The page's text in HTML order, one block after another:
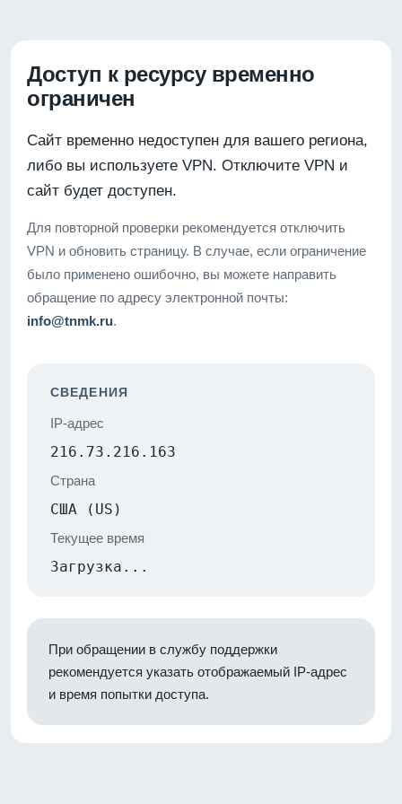
Доступ к ресурсу временно
ограничен
Сайт временно недоступен для вашего региона,
либо вы используете VPN. Отключите VPN и
сайт будет доступен.
Для повторной проверки рекомендуется отключить
VPN и обновить страницу. В случае, если ограничение
было применено ошибочно, вы можете направить
обращение по адресу электронной почты:
info@tnmk.ru.
СВЕДЕНИЯ
IP-адрес
216.73.216.163
Страна
США (US)
Текущее время
Загрузка...
При обращении в службу поддержки
рекомендуется указать отображаемый IP-адрес
и время попытки доступа.